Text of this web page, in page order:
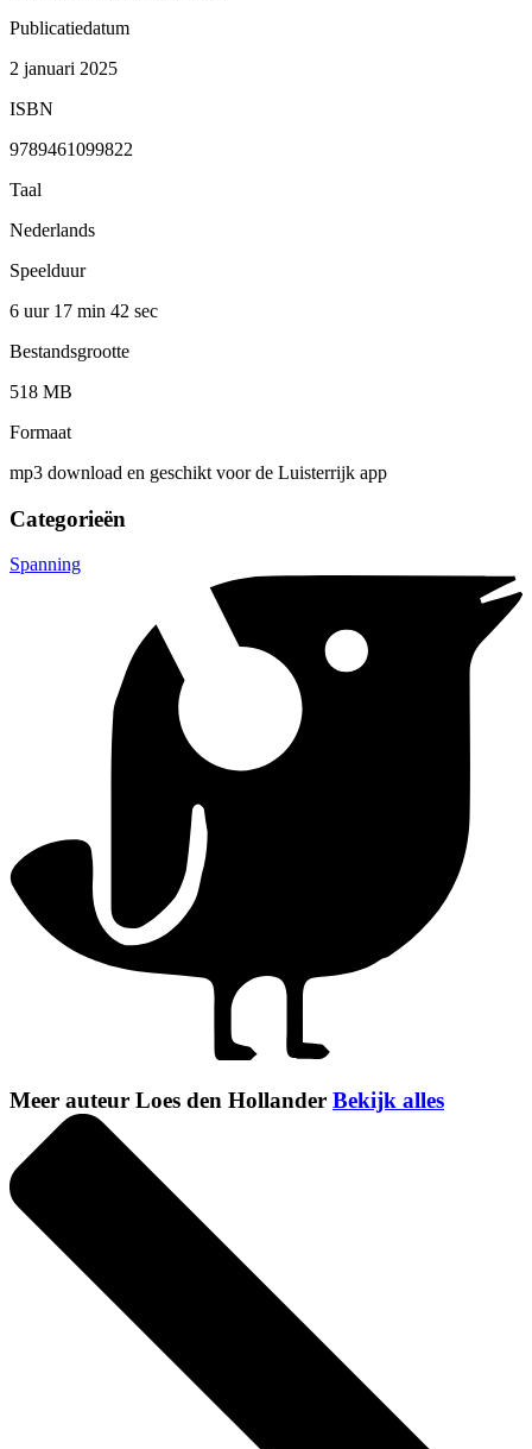
Publicatiedatum
2 januari 2025
ISBN
9789461099822
Taal
Nederlands
Speelduur
6 uur 17 min 42 sec
Bestandsgrootte
518 MB
Formaat
mp3 download en geschikt voor de Luisterrijk app
Categorieën
Spanning
Meer auteur Loes den Hollander Bekijk alles